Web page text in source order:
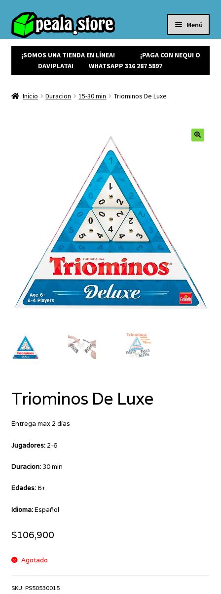
Menú
Productos
¡Ofertas!
¡NUEVOS!
Contacto
¡SOMOS UNA TIENDA EN LÍNEA!
¡PAGA CON NEQUI O
DAVIPLATA!
WHATSAPP 316 287 5897
Inicio Duracion 15-30 min Triominos De Luxe
Triominos De Luxe
Entrega max 2 días
Jugadores: 2-6
Duracion: 30 min
Edades:6+
Idioma:Español
$106,900
Agotado
SKU: PS50530015